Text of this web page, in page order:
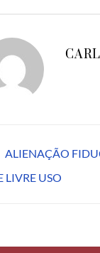
ALIENAÇÃO
LIVRE USO